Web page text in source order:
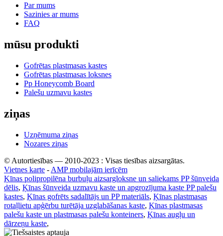
Par mums
Sazinies ar mums
FAQ
mūsu produkti
Gofrētas plastmasas kastes
Gofrētas plastmasas loksnes
Pp Honeycomb Board
Palešu uzmavu kastes
ziņas
Uzņēmuma ziņas
Nozares ziņas
© Autortiesības — 2010-2023 : Visas tiesības aizsargātas.
Vietnes karte - AMP mobilajām ierīcēm
Ķīnas polipropilēna burbuļu aizsargloksne un saliekams PP šūnveida
dēlis, Ķīnas šūnveida uzmavu kaste un apgrozījuma kaste PP palešu
kastes, Ķīnas gofrēts sadalītājs un PP materiāls, Ķīnas plastmasas
rotaļlietu apģērbu turētāja uzglabāšanas kaste, Ķīnas plastmasas
palešu kaste un plastmasas palešu konteiners, Ķīnas augļu un
dārzeņu kaste,